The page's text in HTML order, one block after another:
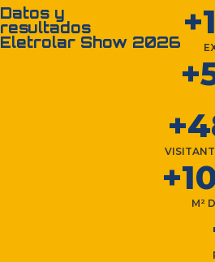
Datos y
resultados
Eletrolar Show 2026
+
+
+
M²
+